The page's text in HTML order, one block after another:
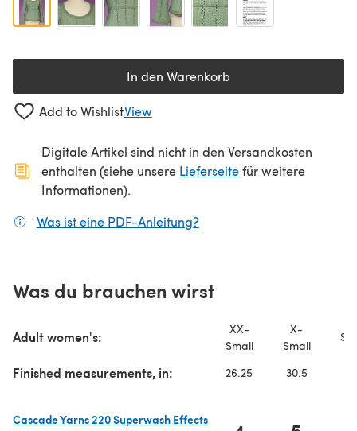
In den Warenkorb
Add to WishlistView
Digitale Artikel sind nicht in den Versandkosten
enthalten (siehe unsere Lieferseite(öffnet sich in
für weitere
Informationen).
Was ist eine PDF-Anleitung?
Was du brauchen wirst
Adult women's:
XX-
Small
X-
Small
Finished measurements, in: 26.25 30.5
Cascade Yarns 220 Superwash Effects